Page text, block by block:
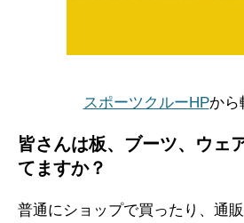
スポーツクルーHPから
皆さんは板、ブーツ、ウェ
てますか？
普通にショップで買ったり、通